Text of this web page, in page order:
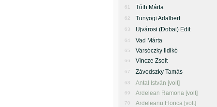
61 Tóth Márta
62 Tunyogi Adalbert
63 Ujvárosi (Dobai) Edit
64 Vad Márta
65 Varsóczky Ildikó
66 Vincze Zsolt
67 Závodszky Tamás
68 Antal István [volt]
69 Ardelean Ramona [volt]
70 Ardeleanu Florica [volt]